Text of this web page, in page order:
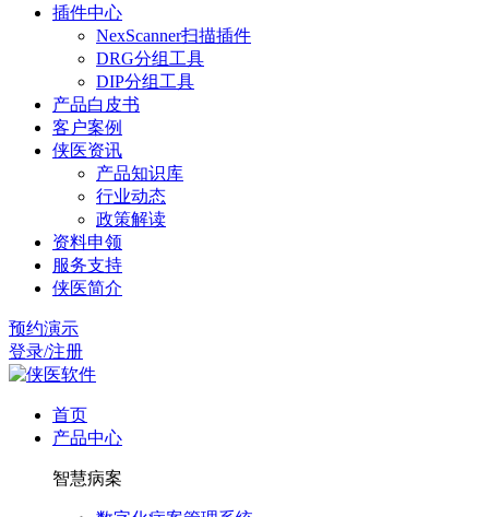
插件中心
NexScanner扫描插件
DRG分组工具
DIP分组工具
产品白皮书
客户案例
侠医资讯
产品知识库
行业动态
政策解读
资料申领
服务支持
侠医简介
预约演示
登录/注册
首页
产品中心
智慧病案